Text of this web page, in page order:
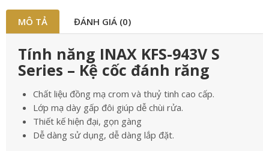
MÔ TẢ ĐÁNH GIÁ (0)
Tính năng INAX KFS-943V S
Series – Kệ cốc đánh răng
Chất liệu đồng mạ crom và thuỷ tinh cao cấp.
Lớp mạ dày gấp đôi giúp dễ chùi rửa.
Thiết kế hiện đại, gọn gàng
Dễ dàng sử dụng, dễ dàng lắp đặt.